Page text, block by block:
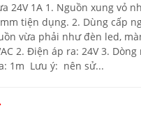
24V 1A 1. Nguồn xung vỏ
tiện dụng. 2. Dùng cấp
vừa phải như đèn led,
2. Điện áp ra: 24V 3. Dòng
1m Lưu ý: nên sử...